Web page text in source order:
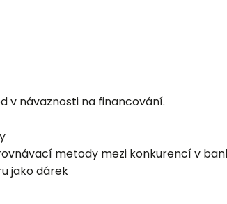
v návaznosti na financování.
metody mezi konkurencí v
jako dárek